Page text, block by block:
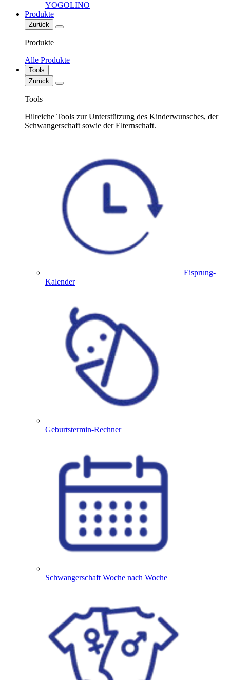
YOGOLINO
Produkte
Zurück
Produkte
Alle Produkte
Tools
Zurück
Tools
Hilreiche Tools zur Unterstützung des Kinderwunsches, der
Schwangerschaft sowie der Elternschaft.
Eisprung-
Kalender
Geburtstermin-Rechner
Schwangerschaft Woche nach Woche